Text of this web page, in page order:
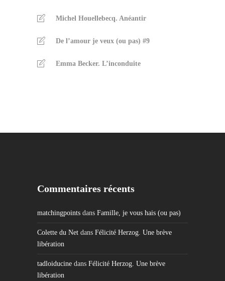
Michel Houellebecq. Anéantir
De l’amour je veux (ou pas) #9
Emma Becker. L’inconduite
Commentaires récents
matchingpoints dans Famille, je vous hais (ou pas)
Colette du Net dans Félicité Herzog. Une brève
libération
tadloiducine dans Félicité Herzog. Une brève
libération